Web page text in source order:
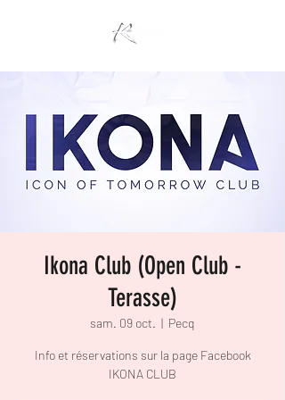
Ikona Club (Open Club -
Terasse)
sam. 09 oct.
  |
Pecq
Info et réservations sur la page Facebook
IKONA CLUB